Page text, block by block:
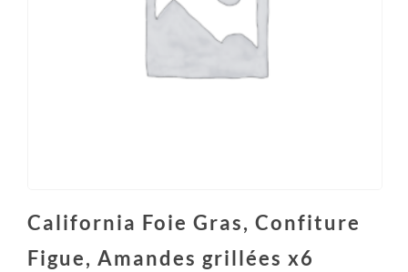
California Foie Gras, Confiture
Figue, Amandes grillées x6